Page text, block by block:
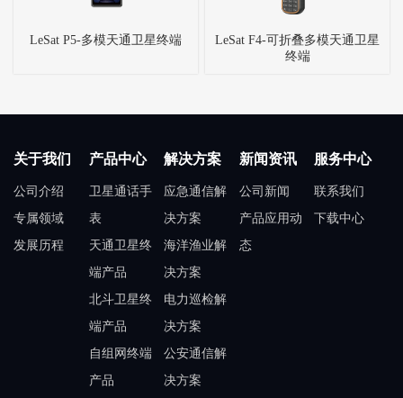
LeSat P5-多模天通卫星终端
LeSat F4-可折叠多模天通卫星
终端
关于我们
公司介绍
专属领域
发展历程
产品中心
卫星通话手
表
天通卫星终
端产品
北斗卫星终
端产品
自组网终端
产品
解决方案
应急通信解
决方案
海洋渔业解
决方案
电力巡检解
决方案
公安通信解
决方案
新闻资讯
公司新闻
产品应用动
态
服务中心
联系我们
下载中心